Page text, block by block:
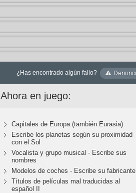
¿Has encontrado algún fallo?
Ahora en juego:
Capitales de Europa (también Eurasia)
Escribe los planetas según su proximidad
con el Sol
Vocalista y grupo musical - Escribe sus
nombres
Modelos de coches - Escribe su fabricante
Títulos de películas mal traducidas al
español II